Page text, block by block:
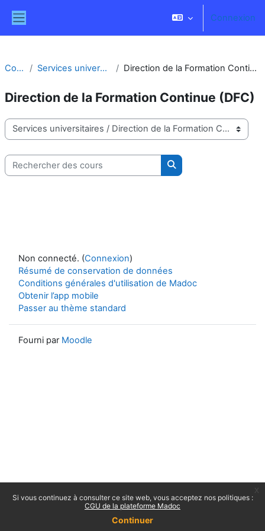
Si vous continuez à consulter ce site web, vous acceptez nos politiques :
CGU de la plateforme Madoc
Continuer
Connexion
Cours Services universitaires Direction de la Formation Continue (DFC)
Direction de la Formation Continue (DFC)
Catégories de cours
Rechercher des cours
Rechercher des cours
Non connecté. (Connexion)
Résumé de conservation de données
Conditions générales d'utilisation de Madoc
Obtenir l’app mobile
Passer au thème standard
Fourni par Moodle